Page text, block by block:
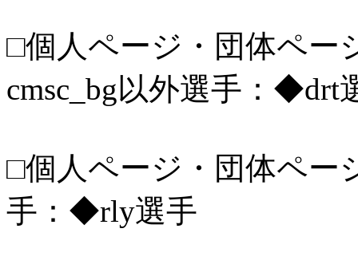
□個人ページ・団体ペー
cmsc_bg以外選手：
□個人ページ・団体ペー
手：◆rly選手